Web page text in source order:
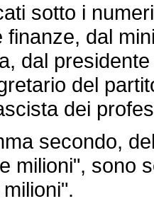
sotto i
finanze, dal
dal
del
dei
secondo,
milioni", sono